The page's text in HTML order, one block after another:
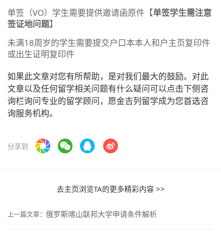
单签（VO）学生需要提供邀请函原件【单签学生需注意
签证地问题】
未满18周岁的学生需要提交户口本本人和户主页复印件
或出生证明复印件
如果此文章对您有所帮助，是对我们最大的鼓励。对此
文章以及任何留学相关问题有什么疑问可以点击下侧咨
询栏询问专业的留学顾问，愿金吉列留学成为您首选咨
询服务机构。
分享到
去主页浏览TA的更多精彩内容 >>
上一篇文章： 俄罗斯喀山联邦大学申请条件解析